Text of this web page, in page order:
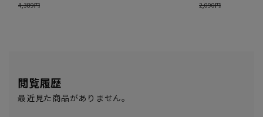
閲覧履歴
最近見た商品がありません。